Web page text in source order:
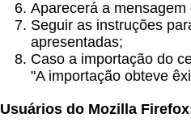
Aparecerá a
Seguir as instruções
apresentadas;
Caso a importação do
"A importação obteve
Usuários do Mozilla